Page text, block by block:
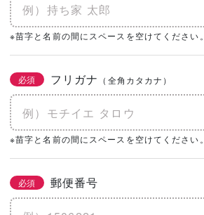
※苗字と名前の間にスペースを空けてください。
必須 フリガナ （全角カタカナ）
※苗字と名前の間にスペースを空けてください。
必須 郵便番号